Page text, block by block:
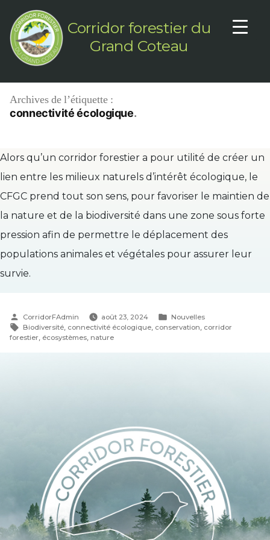
contenu
Corridor forestier du
Grand Coteau
Archives de l’étiquette :
connectivité écologique
Alors qu’un corridor forestier a pour utilité de créer un
lien entre les milieux naturels d’intérêt écologique, le
CFGC prend tout son sens, pour favoriser le maintien de
la nature et de la biodiversité dans une zone sous forte
pression afin de permettre le déplacement des
populations animales et végétales pour assurer leur
survie.
Publié
par
CorridorFAdmin août 23, 2024
Publié
dans
Nouvelles
Étiquettes :
Biodiversité, connectivité écologique, conservation corridor
forestier écosystèmes nature